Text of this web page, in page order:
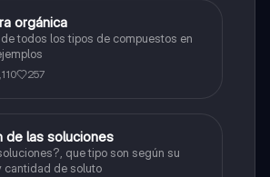
orgánica
todos los tipos de compuestos en
257
de las soluciones
que tipo son según su
cantidad de soluto